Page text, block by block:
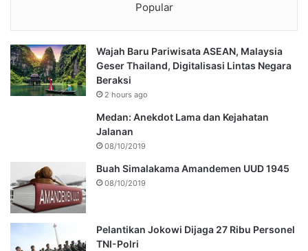
Popular
Wajah Baru Pariwisata ASEAN, Malaysia
Geser Thailand, Digitalisasi Lintas Negara
Beraksi
2 hours ago
Medan: Anekdot Lama dan Kejahatan
Jalanan
08/10/2019
Buah Simalakama Amandemen UUD 1945
08/10/2019
Pelantikan Jokowi Dijaga 27 Ribu Personel
TNI-Polri